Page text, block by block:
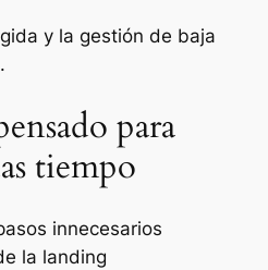
y la gestión de baja
para
tiempo
innecesarios
la landing